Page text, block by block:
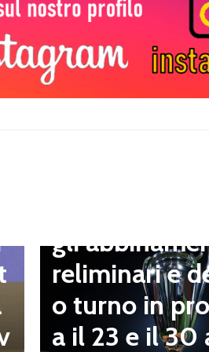
gli
reliminari e
o turno in
a il 23 e il 30